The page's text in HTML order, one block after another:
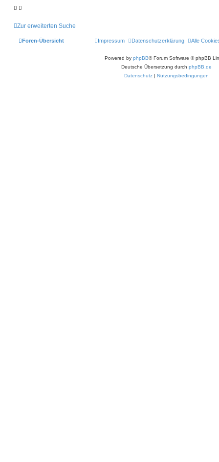
Zur erweiterten Suche
Foren-Übersicht Alle
Datenschutzerklärung
Impressum
Powered by phpBB® Forum Software © phpBB
Deutsche Übersetzung durch phpBB.de
Datenschutz | Nutzungsbedingungen